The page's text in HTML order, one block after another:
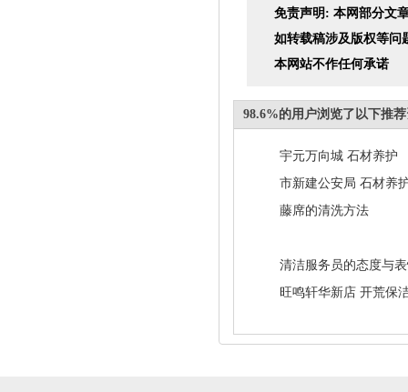
免责声明: 本网部分文
如转载稿涉及版权等问
本网站不作任何承诺
98.6%的用户浏览了以下推
宇元万向城 石材养护
市新建公安局 石材养
藤席的清洗方法
清洁服务员的态度与
旺鸣轩华新店 开荒保